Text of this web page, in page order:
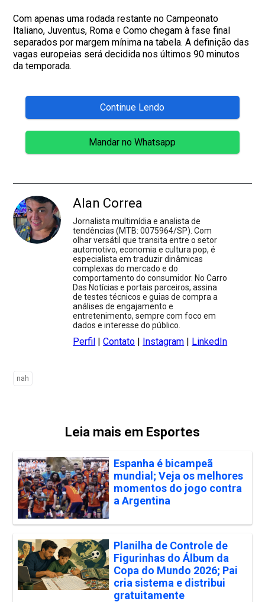
Com apenas uma rodada restante no Campeonato
Italiano, Juventus, Roma e Como chegam à fase final
separados por margem mínima na tabela. A definição das
vagas europeias será decidida nos últimos 90 minutos
da temporada.
Continue Lendo
Mandar no Whatsapp
Alan Correa
Jornalista multimídia e analista de
tendências (MTB: 0075964/SP). Com
olhar versátil que transita entre o setor
automotivo, economia e cultura pop, é
especialista em traduzir dinâmicas
complexas do mercado e do
comportamento do consumidor. No Carro
Das Notícias e portais parceiros, assina
de testes técnicos e guias de compra a
análises de engajamento e
entretenimento, sempre com foco em
dados e interesse do público.
Perfil |Contato | Instagram | LinkedIn
nah
Leia mais em Esportes
Espanha é bicampeã
mundial; Veja os melhores
momentos do jogo contra
a Argentina
Planilha de Controle de
Figurinhas do Álbum da
Copa do Mundo 2026; Pai
cria sistema e distribui
gratuitamente